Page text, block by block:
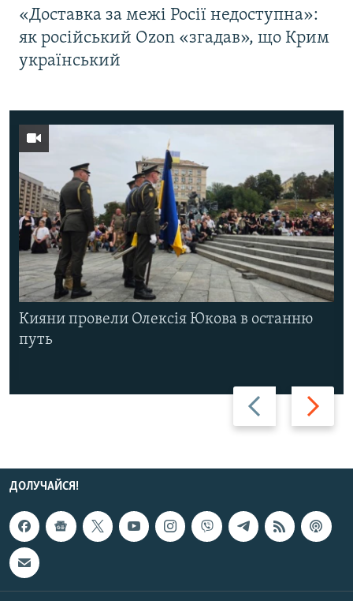
«Доставка за межі Росії недоступна»:
як російський Ozon «згадав», що Крим
український
Назад Вперед
Кияни провели Олексія Юкова в останню
путь
ДОЛУЧАЙСЯ!